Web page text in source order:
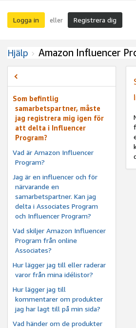
Logga in eller Registrera dig
Hjälp Amazon Influencer
Som befintlig
samarbetspartner, måste
jag registrera mig igen för
att delta i Influencer
Program?
Vad är Amazon Influencer
Program?
Jag är en influencer och för
närvarande en
samarbetspartner. Kan jag
delta i Associates Program
och Influencer Program?
Vad skiljer Amazon Influencer
Program från online
Associates?
Hur lägger jag till eller raderar
varor från mina idélistor?
Hur lägger jag till
kommentarer om produkter
jag har lagt till på min sida?
Vad händer om de produkter